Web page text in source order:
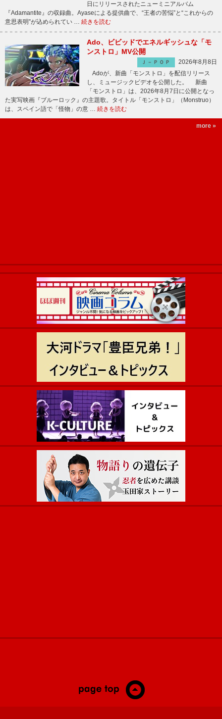
日にリリースされたニューミニアルバム
『Adamantite』の収録曲。Ayaseによる提供曲で、“王者の苦悩”と“これからの
意思表明”が込められてい … 続きを読む
Ado、ビビッドでエネルギッシュな「モ
ンストロ」MV公開
Ｊ－ＰＯＰ
2026年8月8日
Adoが、新曲「モンストロ」を配信リリース
し、ミュージックビデオを公開した。 新曲
「モンストロ」は、2026年8月7日に公開となっ
た実写映画『ブルーロック』の主題歌。タイトル「モンストロ」（Monstruo）
は、スペイン語で「怪物」の意 … 続きを読む
more »